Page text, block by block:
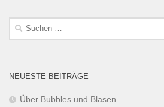
NEUESTE BEITRÄGE
Über Bubbles und Blasen